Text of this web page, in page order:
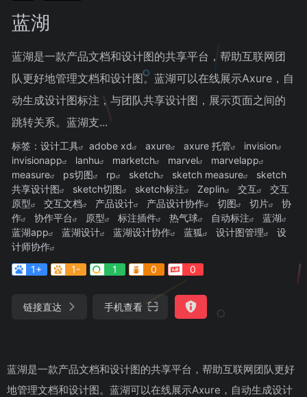
蓝湖
蓝湖是一款产品文档和设计图的共享平台，帮助互联网团
队更好地管理文档和设计图。蓝湖可以在线展示Axure，自
动生成设计图标注，与团队共享设计图，展示页面之间的
跳转关系。蓝湖支...
标签： 设计工具 adobe xd axure axure 托管
invision
invisionapp
lanhu marketch marvel
marvelapp
measure
ps切图 rp sketch sketch measure
sketch
共享设计图
sketch切图 sketch标注 Zeplin 交互
交互
原型
交互文档 产品设计 产品设计协作 切图 切片
协
作
协作平台 原型 标注插件 热气球 自动标注
蓝湖
蓝湖app
蓝湖设计 蓝湖设计协作 蓝狐 设计图管理
设
计师协作
1+
1- 1 0 0
链接直达 手机查看
蓝湖是一款产品文档和设计图的共享平台，帮助互联网团队更好
地管理文档和设计图。蓝湖可以在线展示Axure，自动生成设计